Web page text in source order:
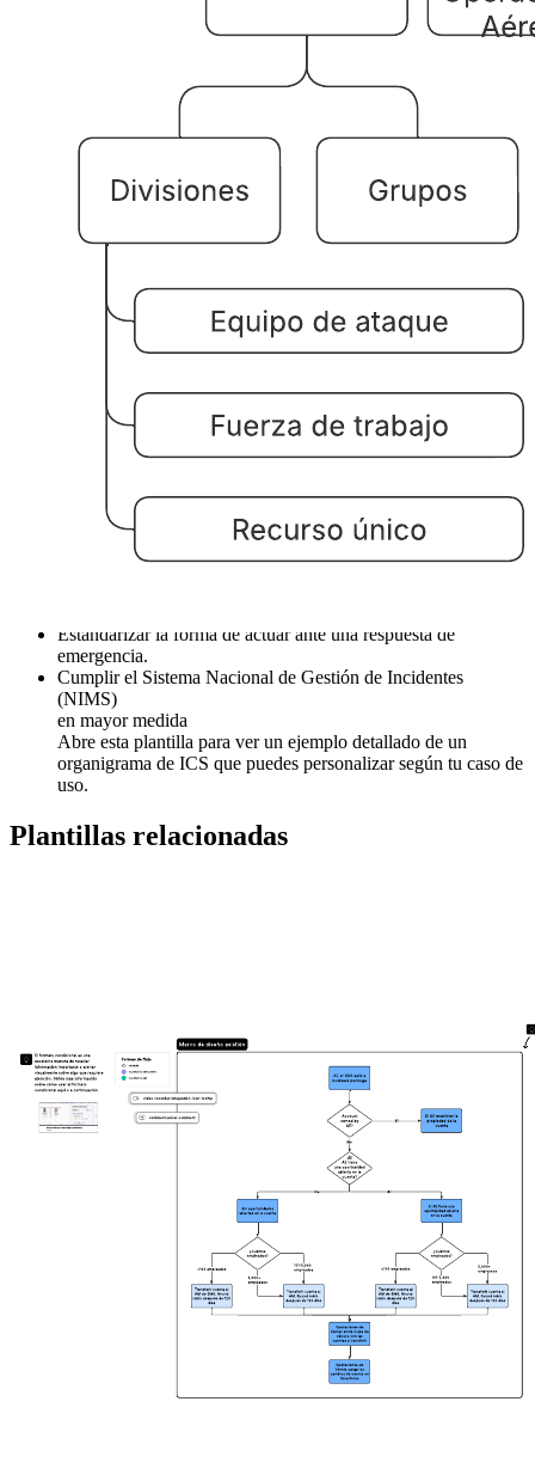
Esta plantilla de organigrama de ICS puede ayudarte a lograr lo
Estandarizar la forma de actuar ante una respuesta de
emergencia.
Cumplir el Sistema Nacional de Gestión de Incidentes
(NIMS)
en mayor medida
Abre esta plantilla para ver un ejemplo detallado de un
organigrama de ICS que puedes personalizar según tu caso de
uso.
Plantillas relacionadas